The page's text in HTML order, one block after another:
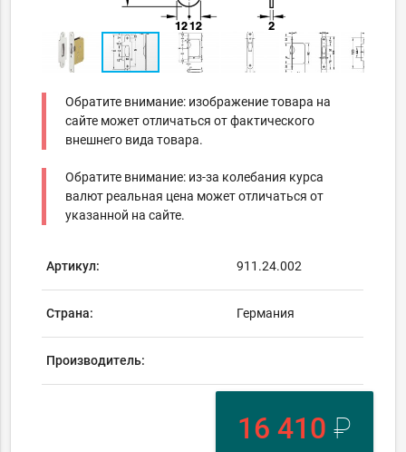
Обратите внимание: изображение товара на
сайте может отличаться от фактического
внешнего вида товара.
Обратите внимание: из-за колебания курса
валют реальная цена может отличаться от
указанной на сайте.
Артикул: 911.24.002
Страна: Германия
Производитель:
16 410 ₽